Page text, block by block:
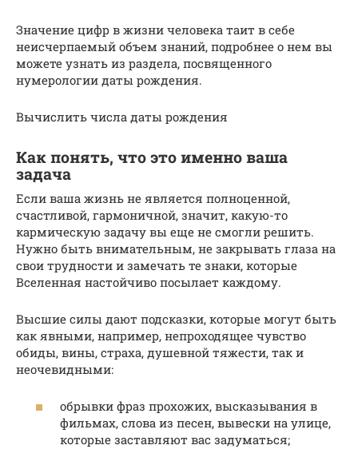
Значение цифр в жизни человека таит в себе
неисчерпаемый объем знаний, подробнее о нем вы
можете узнать из раздела, посвященного
нумерологии даты рождения.
Вычислить числа даты рождения
Как понять, что это именно ваша
задача
Если ваша жизнь не является полноценной,
счастливой, гармоничной, значит, какую-то
кармическую задачу вы еще не смогли решить.
Нужно быть внимательным, не закрывать глаза на
свои трудности и замечать те знаки, которые
Вселенная настойчиво посылает каждому.
Высшие силы дают подсказки, которые могут быть
как явными, например, непроходящее чувство
обиды, вины, страха, душевной тяжести, так и
неочевидными:
обрывки фраз прохожих, высказывания в
фильмах, слова из песен, вывески на улице,
которые заставляют вас задуматься;